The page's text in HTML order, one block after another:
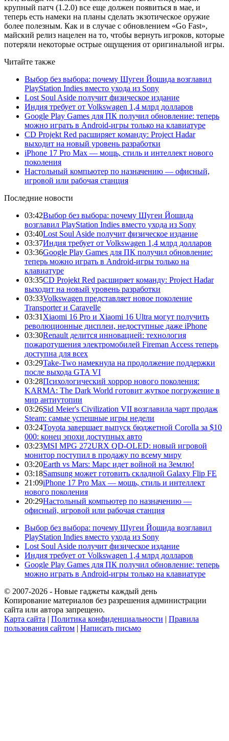
крупный патч (1.2.0) все еще должен появиться в мае, и
теперь есть намеки на планы сделать экзотическое оружие
более полезным. Как и в случае с обновлением «Go Fast»,
майский релиз нацелен на то, чтобы вернуть игроков, которые
потеряли некоторые острые ощущения от оригинальной игры.
Читайте также
Выбор без выбора: почему Шугеи Йошида возглавил
PlayStation Indies вместо ухода из Sony
Lost Soul Aside получит физическое издание
Индия требует от Volkswagen 1,4 млрд долларов
Google Play Games для ПК получил обновление: теперь
можно играть в Android-игры только на клавиатуре
CD Projekt Red расширяет команду: Project Hadar
выходит на новый уровень разработки
iPhone 17 Pro Max — мощь, стиль и интеллект нового
поколения
Настольный компьютер по назначению — офисный,
игровой или рабочая станция
Последние новости
03:42Выбор без выбора: почему Шугеи Йошида
возглавил PlayStation Indies вместо ухода из Sony
03:40Lost Soul Aside получит физическое издание
03:37Индия требует от Volkswagen 1,4 млрд долларов
03:36Google Play Games для ПК получил обновление:
теперь можно играть в Android-игры только на
клавиатуре
03:35CD Projekt Red расширяет команду: Project Hadar
выходит на новый уровень разработки
03:33Volkswagen представляет новое поколение
Transporter и Caravelle
03:31 Xiaomi 16 Pro и Xiaomi 16 Ultra могут получить
революционные дисплеи, недоступные даже iPhone
03:30Renault делится инновацией: технология
пожаротушения электромобилей Fireman Access теперь
доступна для всех
03:29Take-Two намекнула на продолжение поддержки
после выхода GTA VI
03:28Психологический хоррор нового поколения:
KARMA: The Dark World готовит жуткое погружение в
мир антиутопии
03:26Sid Meier's Civilization VII возглавила чарт продаж
Steam: самые успешные игры недели
03:24Toyota завершает выпуск бюджетной Corolla за $10
000: конец эпохи доступных авто
03:23MSI MPG 272URX QD-OLED: новый игровой
монитор поступил в продажу по всему миру
03:20Earth vs Mars: Марс идет войной на Землю!
03:18Samsung может готовить складной Galaxy Flip FE
21:09iPhone 17 Pro Max — мощь, стиль и интеллект
нового поколения
20:29Настольный компьютер по назначению —
офисный, игровой или рабочая станция
Выбор без выбора: почему Шугеи Йошида возглавил
PlayStation Indies вместо ухода из Sony
Lost Soul Aside получит физическое издание
Индия требует от Volkswagen 1,4 млрд долларов
Google Play Games для ПК получил обновление: теперь
можно играть в Android-игры только на клавиатуре
© 2007-2026 - Новые гаджеты каждый день
Копирование материалов без разрешения администрации
сайта или автора запрещено.
Карта сайта | Политика конфиденциальности | Правила
пользования сайтом | Написать письмо